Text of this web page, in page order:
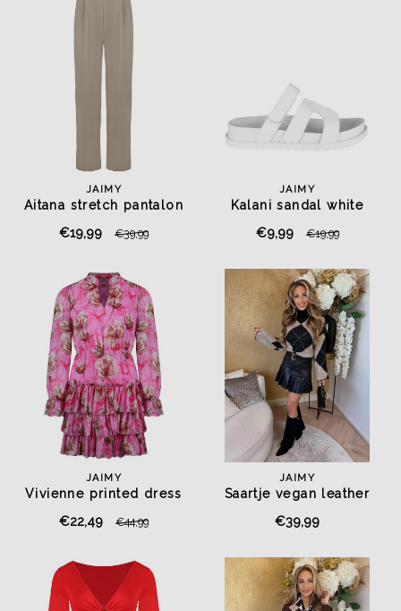
JAIMY
Aitana stretch pantalon
€19,99 €39,99
JAIMY
Kalani sandal white
€9,99 €19,99
JAIMY
Vivienne printed dress
€22,49 €44,99
JAIMY
Saartje vegan leather
€39,99